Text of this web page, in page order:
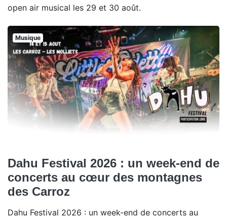
open air musical les 29 et 30 août.
Musique
Dahu Festival 2026 : un week-end de
concerts au cœur des montagnes
des Carroz
Dahu Festival 2026 : un week-end de concerts au